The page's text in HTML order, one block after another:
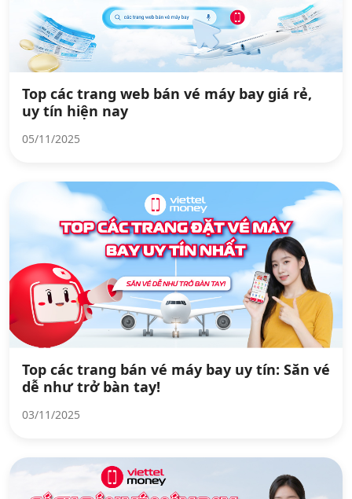
Top các trang web bán vé máy bay giá rẻ,
uy tín hiện nay
05/11/2025
Top các trang bán vé máy bay uy tín: Săn vé
dễ như trở bàn tay!
03/11/2025